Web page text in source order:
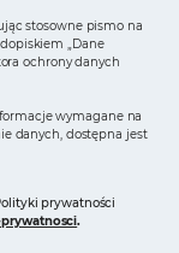
stosowne pismo na
„Dane
ochrony danych
wymagane na
danych, dostępna jest
prywatności
.